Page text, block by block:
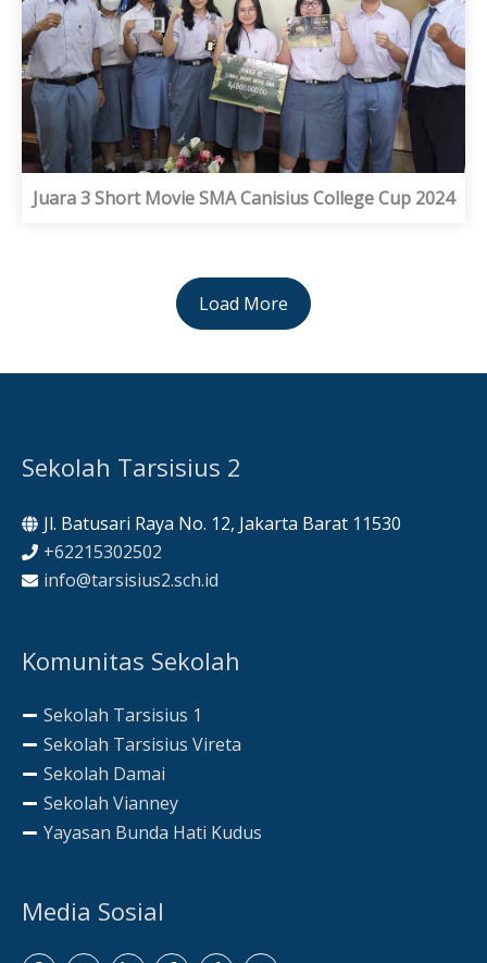
Juara 3 Short Movie SMA Canisius College Cup 2024
Load More
Sekolah Tarsisius 2
Jl. Batusari Raya No. 12, Jakarta Barat 11530
+62215302502
info@tarsisius2.sch.id
Komunitas Sekolah
Sekolah Tarsisius 1
Sekolah Tarsisius Vireta
Sekolah Damai
Sekolah Vianney
Yayasan Bunda Hati Kudus
Media Sosial